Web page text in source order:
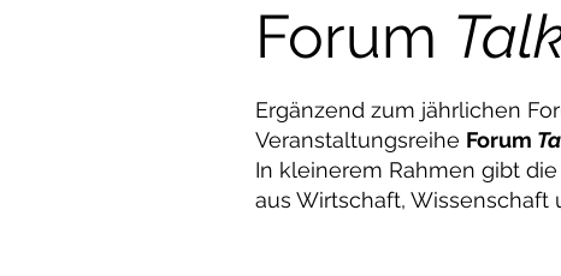
Forum
Ergänzend zum jährlichen
Veranstaltungsreihe Forum
In kleinerem Rahmen gibt
aus Wirtschaft, Wissenschaft